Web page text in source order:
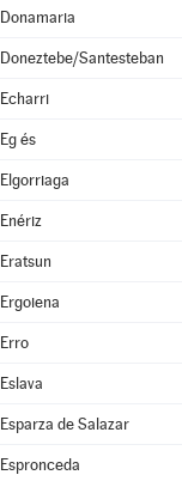
Donamaria
Doneztebe/Santesteban
Echarri
Eg és
Elgorriaga
Enériz
Eratsun
Ergoiena
Erro
Eslava
Esparza de Salazar
Espronceda